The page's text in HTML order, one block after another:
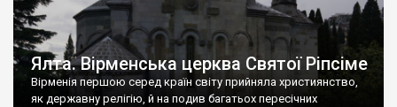
Ялта. Вірменська церква Святої Ріпсіме
Вірменія першою серед країн світу прийняла християнство,
як державну релігію, й на подив багатьох пересічних